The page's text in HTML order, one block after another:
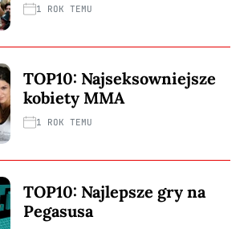
1 ROK TEMU
TOP10: Najseksowniejsze
kobiety MMA
1 ROK TEMU
TOP10: Najlepsze gry na
Pegasusa